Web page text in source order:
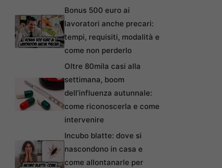
Bonus 500 euro ai
lavoratori anche precari:
tempi, requisiti, modalità e
come non perderlo
Oltre 80mila casi alla
settimana, boom
dell’influenza autunnale:
come riconoscerla e come
intervenire
Incubo blatte: dove si
nascondono in casa e
come allontanarle per